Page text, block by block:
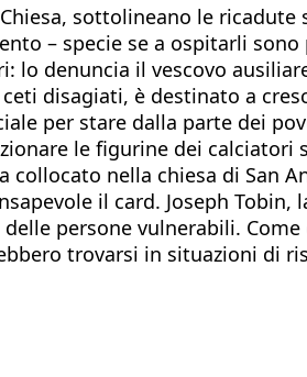
sottolineano le ricadute
– specie se a ospitarli sono
lo denuncia il vescovo
disagiati, è destinato a
per stare dalla parte dei
le figurine dei calciatori
collocato nella chiesa di San
il card. Joseph Tobin,
persone vulnerabili. Come
trovarsi in situazioni di